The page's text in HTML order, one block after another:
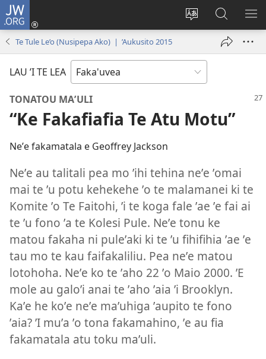
JW.ORG
Fetogi
'o
Avahi
(opens
Kumi
ʼi
Te
Te Tule Le’o (Nusipepa Ako) | ’Aukusito 2015
LAU ’I TE LEA
TONATOU MAʼULI
“Ke Fakafiafia Te Atu Motu”
Neʼe fakamatala e Geoffrey Jackson
Neʼe au talitali pea mo ʼihi tehina neʼe ʼomai
mai te ʼu potu kehekehe ʼo te malamanei ki te
Komite ʼo Te Faitohi, ʼi te koga fale ʼae ʼe fai ai
te ʼu fono ʼa te Kolesi Pule. Neʼe tonu ke
matou fakaha ni puleʼaki ki te ʼu fihifihia ʼae ʼe
tau mo te kau faifakaliliu. Pea neʼe matou
lotohoha. Neʼe ko te ʼaho 22 ʼo Maio 2000. ʼE
mole au galoʼi anai te ʼaho ʼaia ʼi Brooklyn.
Kaʼe he koʼe neʼe maʼuhiga ʼaupito te fono
ʼaia? ʼI muʼa ʼo tona fakamahino, ʼe au fia
fakamatala atu toku maʼuli.